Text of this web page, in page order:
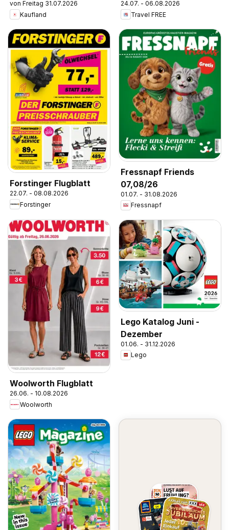
von Freitag 31.07.2026
Kaufland
24.07. - 06.08.2026
Travel FREE
Forstinger Flugblatt
22.07. - 08.08.2026
Forstinger
Fressnapf Friends
07,08/26
01.07. - 31.08.2026
Fressnapf
Woolworth Flugblatt
26.06. - 10.08.2026
Woolworth
Lego Katalog Juni -
Dezember
01.06. - 31.12.2026
Lego